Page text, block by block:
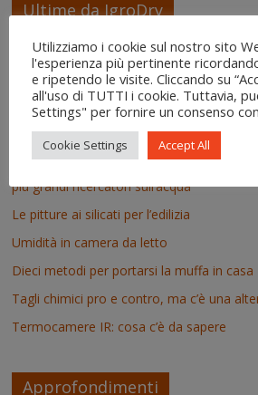
t r
Ultime da IgroDry
Perché IgroDry è meno conosciuto
Prodotti antimuffa: facciamo chiarezza
Il risanamento delle murature dopo
Anche l’intelligenza artificiale ci conosce
più grandi ricercatori sull’acqua
Le pitture ai silicati per l’edilizia
Umidità in camera da letto
Dieci metodi per portarsi la muffa in casa
Tagli chimici pro e contro, ma c’è una
Termocamere IR: cosa c’è da sapere
Approfondimenti
Utilizziamo i cookie sul nostro sito
l'esperienza più pertinente
e ripetendo le visite. Cliccando su
all'uso di TUTTI i cookie. Tuttavia,
Settings" per fornire un consenso
Cookie Settings Accept All